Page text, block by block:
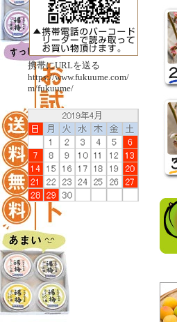
携帯にURLを送る
https://www.fukuume.com/
m/fukuume/